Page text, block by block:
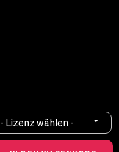
- Lizenz wählen -